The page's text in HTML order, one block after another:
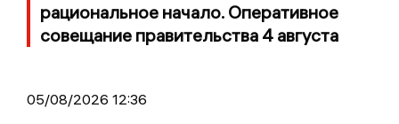
рациональное начало. Оперативное
совещание правительства 4 августа
05/08/2026 12:36